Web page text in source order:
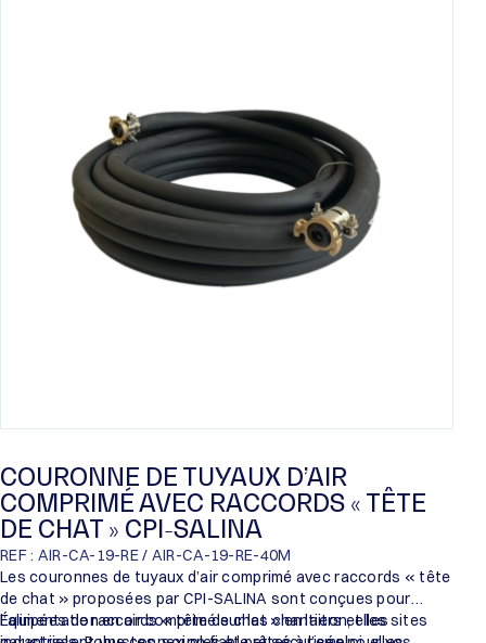
COURONNE DE TUYAUX D’AIR
COMPRIMÉ AVEC RACCORDS « TÊTE
DE CHAT » CPI-SALINA
REF : AIR-CA-19-RE / AIR-CA-19-RE-40M
Les couronnes de tuyaux d’air comprimé avec raccords « tête
de chat » proposées par CPI-SALINA sont conçues pour
l’alimentation en air comprimé sur les chantiers et les sites
Équipées de raccords « tête de chat » en laiton, elles